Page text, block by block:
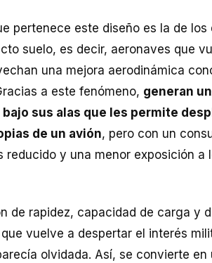
pertenece este diseño es la de los
suelo, es decir, aeronaves que
una mejora aerodinámica
a este fenómeno, generan
sus alas que les permite
de un avión, pero con un
reducido y una menor exposición a
de rapidez, capacidad de carga y
vuelve a despertar el interés
olvidada. Así, se convierte en